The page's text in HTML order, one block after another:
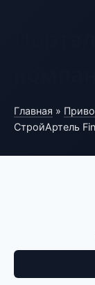
Главная »
СтройАртель